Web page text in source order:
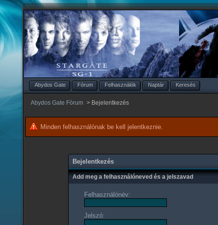
Abydos Gate Fórum Felhasználók Naptár Keresés
Abydos Gate Fórum > Bejelentkezés
Minden felhasználónak be kell jelentkeznie.
Bejelentkezés
Add meg a felhasználóneved és a jelszavad
Felhasználónév:
Jelszó: